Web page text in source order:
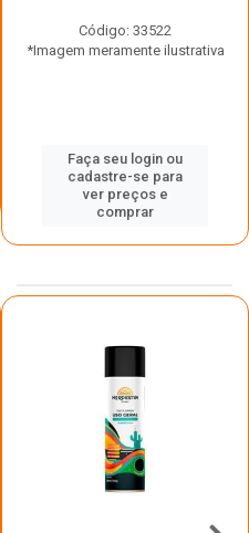
Código: 33522
*Imagem meramente ilustrativa
Faça seu login ou
cadastre-se para
ver preços e
comprar